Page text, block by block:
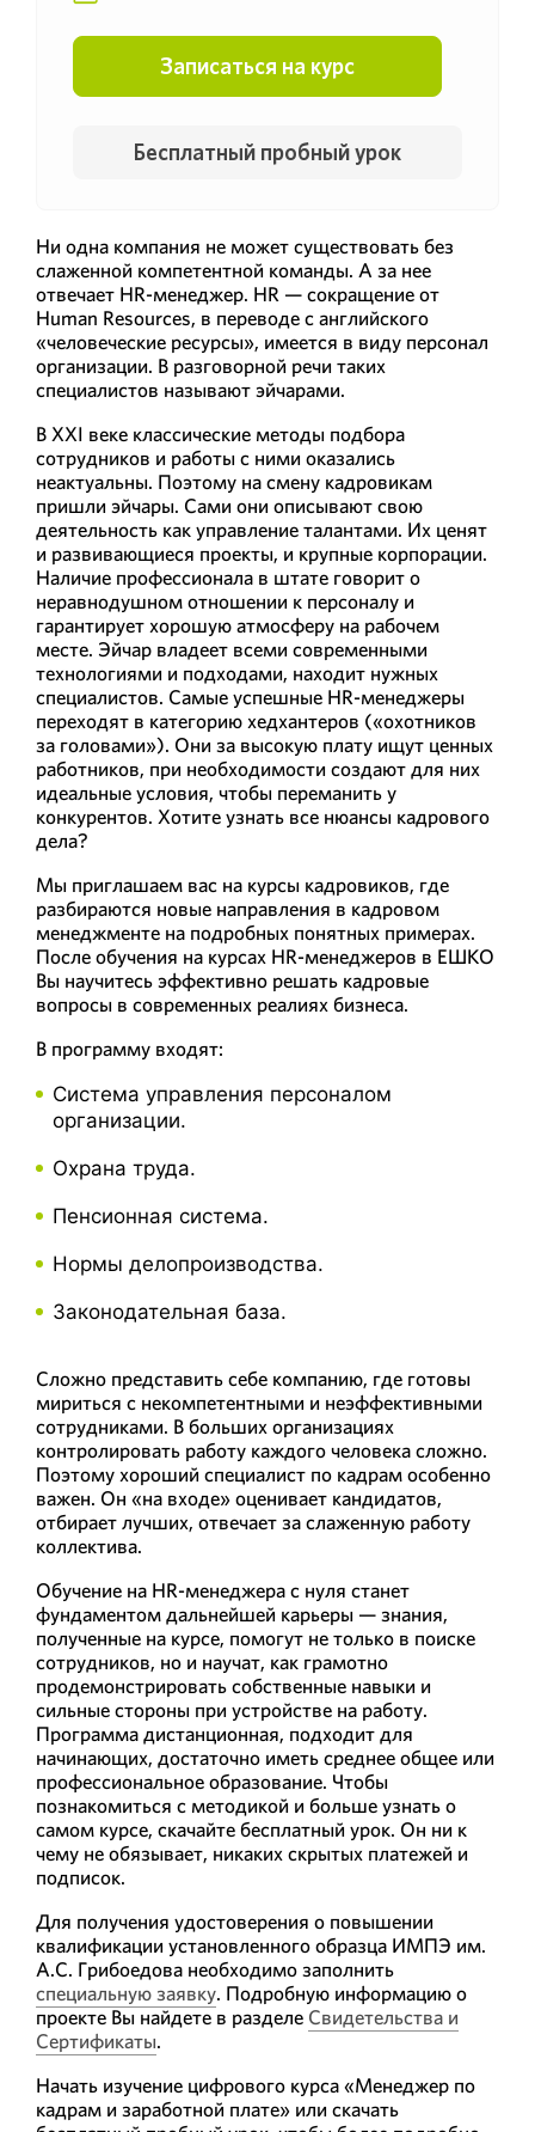
Записаться на курс
Бесплатный пробный урок
Ни одна компания не может существовать без
слаженной компетентной команды. А за нее
отвечает HR-менеджер. HR — сокращение от
Human Resources, в переводе с английского
«человеческие ресурсы», имеется в виду персонал
организации. В разговорной речи таких
специалистов называют эйчарами.
В XXI веке классические методы подбора
сотрудников и работы с ними оказались
неактуальны. Поэтому на смену кадровикам
пришли эйчары. Сами они описывают свою
деятельность как управление талантами. Их ценят
и развивающиеся проекты, и крупные корпорации.
Наличие профессионала в штате говорит о
неравнодушном отношении к персоналу и
гарантирует хорошую атмосферу на рабочем
месте. Эйчар владеет всеми современными
технологиями и подходами, находит нужных
специалистов. Самые успешные HR-менеджеры
переходят в категорию хедхантеров («охотников
за головами»). Они за высокую плату ищут ценных
работников, при необходимости создают для них
идеальные условия, чтобы переманить у
конкурентов. Хотите узнать все нюансы кадрового
дела?
Мы приглашаем вас на курсы кадровиков, где
разбираются новые направления в кадровом
менеджменте на подробных понятных примерах.
После обучения на курсах HR-менеджеров в ЕШКО
Вы научитесь эффективно решать кадровые
вопросы в современных реалиях бизнеса.
В программу входят:
Система управления персоналом
организации.
Охрана труда.
Пенсионная система.
Нормы делопроизводства.
Законодательная база.
Сложно представить себе компанию, где готовы
мириться с некомпетентными и неэффективными
сотрудниками. В больших организациях
контролировать работу каждого человека сложно.
Поэтому хороший специалист по кадрам особенно
важен. Он «на входе» оценивает кандидатов,
отбирает лучших, отвечает за слаженную работу
коллектива.
Обучение на HR-менеджера с нуля станет
фундаментом дальнейшей карьеры — знания,
полученные на курсе, помогут не только в поиске
сотрудников, но и научат, как грамотно
продемонстрировать собственные навыки и
сильные стороны при устройстве на работу.
Программа дистанционная, подходит для
начинающих, достаточно иметь среднее общее или
профессиональное образование. Чтобы
познакомиться с методикой и больше узнать о
самом курсе, скачайте бесплатный урок. Он ни к
чему не обязывает, никаких скрытых платежей и
подписок.
Для получения удостоверения о повышении
квалификации установленного образца ИМПЭ им.
А.С. Грибоедова необходимо заполнить
специальную заявку. Подробную информацию о
проекте Вы найдете в разделе Свидетельства и
Сертификаты.
Начать изучение цифрового курса «Менеджер по
кадрам и заработной плате» или скачать